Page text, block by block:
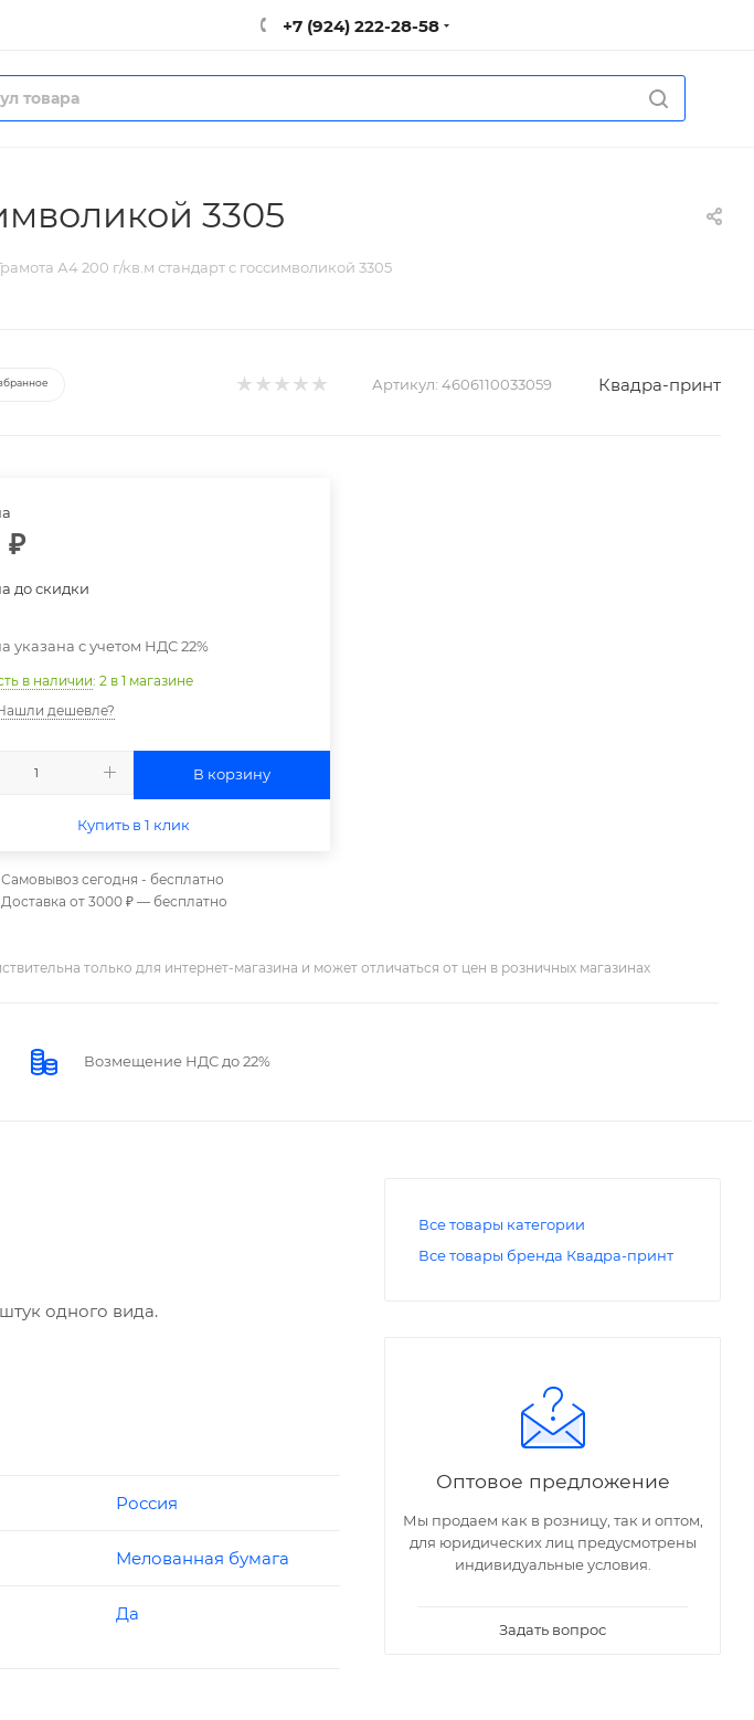
+7 (924) 222-28-58
3305
А4 200 г/кв.м стандарт с госсимволикой 3305
Артикул: 4606110033059 Квадра-принт
₽
до скидки
указана с учетом НДС 22%
в наличии: 2 в 1 магазине
дешевле?
В корзину
Купить в 1 клик
Самовывоз сегодня - бесплатно
Доставка от 3000 ₽ — бесплатно
только для интернет-магазина и может отличаться от цен в розничных магазинах
Возмещение НДС до 22%
одного вида.
Россия
Мелованная бумага
Да
Все товары категории
Все товары бренда Квадра-принт
Оптовое предложение
Мы продаем как в розницу, так и оптом,
для юридических лиц предусмотрены
индивидуальные условия.
Задать вопрос